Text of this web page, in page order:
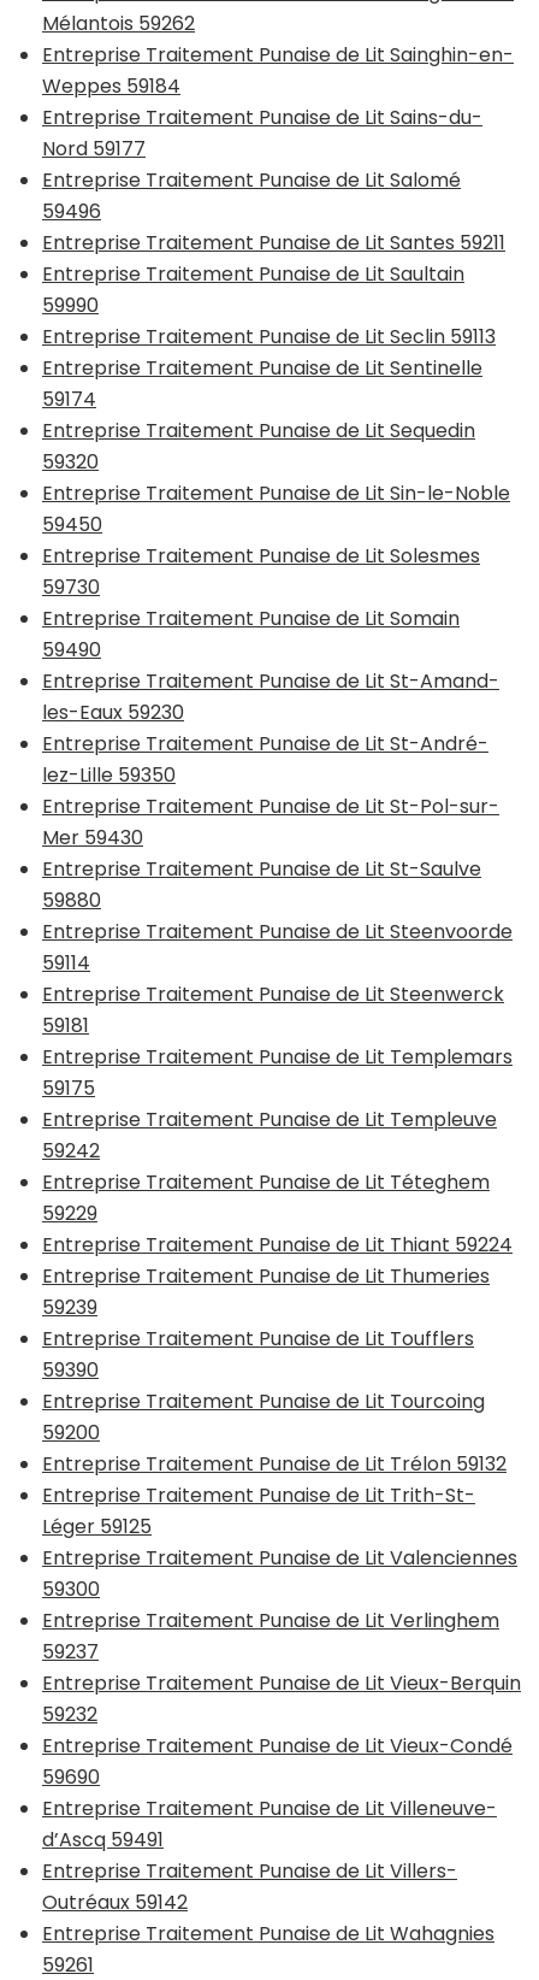
Mélantois 59262
Entreprise Traitement Punaise de Lit Sainghin-en-
Weppes 59184
Entreprise Traitement Punaise de Lit Sains-du-
Nord 59177
Entreprise Traitement Punaise de Lit Salomé
59496
Entreprise Traitement Punaise de Lit Santes 59211
Entreprise Traitement Punaise de Lit Saultain
59990
Entreprise Traitement Punaise de Lit Seclin 59113
Entreprise Traitement Punaise de Lit Sentinelle
59174
Entreprise Traitement Punaise de Lit Sequedin
59320
Entreprise Traitement Punaise de Lit Sin-le-Noble
59450
Entreprise Traitement Punaise de Lit Solesmes
59730
Entreprise Traitement Punaise de Lit Somain
59490
Entreprise Traitement Punaise de Lit St-Amand-
les-Eaux 59230
Entreprise Traitement Punaise de Lit St-André-
lez-Lille 59350
Entreprise Traitement Punaise de Lit St-Pol-sur-
Mer 59430
Entreprise Traitement Punaise de Lit St-Saulve
59880
Entreprise Traitement Punaise de Lit Steenvoorde
59114
Entreprise Traitement Punaise de Lit Steenwerck
59181
Entreprise Traitement Punaise de Lit Templemars
59175
Entreprise Traitement Punaise de Lit Templeuve
59242
Entreprise Traitement Punaise de Lit Téteghem
59229
Entreprise Traitement Punaise de Lit Thiant 59224
Entreprise Traitement Punaise de Lit Thumeries
59239
Entreprise Traitement Punaise de Lit Toufflers
59390
Entreprise Traitement Punaise de Lit Tourcoing
59200
Entreprise Traitement Punaise de Lit Trélon 59132
Entreprise Traitement Punaise de Lit Trith-St-
Léger 59125
Entreprise Traitement Punaise de Lit Valenciennes
59300
Entreprise Traitement Punaise de Lit Verlinghem
59237
Entreprise Traitement Punaise de Lit Vieux-Berquin
59232
Entreprise Traitement Punaise de Lit Vieux-Condé
59690
Entreprise Traitement Punaise de Lit Villeneuve-
d’Ascq 59491
Entreprise Traitement Punaise de Lit Villers-
Outréaux 59142
Entreprise Traitement Punaise de Lit Wahagnies
59261